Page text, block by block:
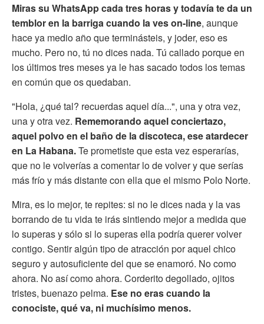
Miras su WhatsApp cada tres horas y todavía te da un
temblor en la barriga cuando la ves on-line, aunque
hace ya medio año que terminásteis, y joder, eso es
mucho. Pero no, tú no dices nada. Tú callado porque en
los últimos tres meses ya le has sacado todos los temas
en común que os quedaban.
"Hola, ¿qué tal? recuerdas aquel día...", una y otra vez,
una y otra vez. Rememorando aquel conciertazo,
aquel polvo en el baño de la discoteca, ese atardecer
en La Habana.Te prometiste que esta vez esperarías,
que no le volverías a comentar lo de volver y que serías
más frío y más distante con ella que el mismo Polo Norte.
Mira, es lo mejor, te repites: si no le dices nada y la vas
borrando de tu vida te irás sintiendo mejor a medida que
lo superas y sólo si lo superas ella podría querer volver
contigo. Sentir algún tipo de atracción por aquel chico
seguro y autosuficiente del que se enamoró. No como
ahora. No así como ahora. Corderito degollado, ojitos
tristes, buenazo pelma. Ese no eras cuando la
conociste, qué va, ni muchísimo menos.